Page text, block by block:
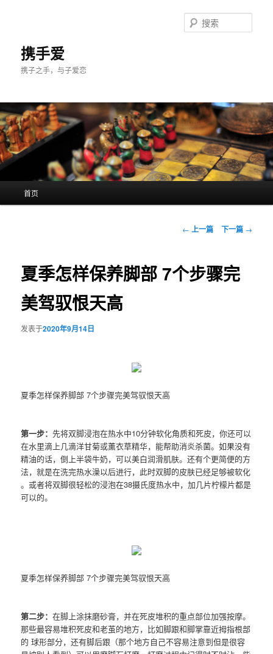
携手爱
携子之手，与子爱恋
索
首页
文
航
← 上一篇 下一篇 →
夏季怎样保养脚部 7个步骤完
美驾驭恨天高
发表于2020年9月14日
夏季怎样保养脚部 7个步骤完美驾驭恨天高
第一步：先将双脚浸泡在热水中10分钟软化角质和死皮，你还可以
在水里滴上几滴洋甘菊或薰衣草精华，能帮助消炎杀菌。如果没有
精油的话，倒上半袋牛奶，可以美白润滑肌肤。还有个更简便的方
法，就是在洗完热水澡以后进行，此时双脚的皮肤已经足够被软化
。或者将双脚很轻松的浸泡在38摄氏度热水中，加几片柠檬片都是
可以的。
夏季怎样保养脚部 7个步骤完美驾驭恨天高
第二步：在脚上涂抹磨砂膏，并在死皮堆积的重点部位加强按摩。
那些最容易堆积死皮和老茧的地方，比如脚跟和脚掌靠近拇指根部
的 球形部分，还有脚后跟（那个地方自己不容易注意到但是很容